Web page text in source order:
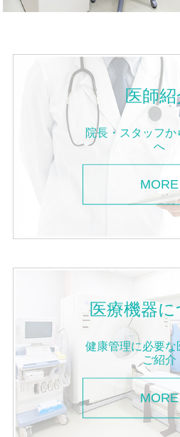
医師紹
院長・スタッフか
へ
MORE
医療機器に
健康管理に必要な
ご紹介
MORE